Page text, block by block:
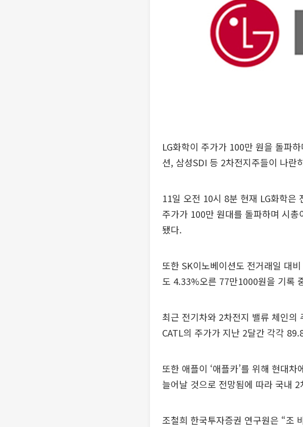
LG화학이 주가가 100만 원을 돌파
션, 삼성SDI 등 2차전지주들이 나란
11일 오전 10시 8분 현재 LG화학
주가가 100만 원대를 돌파하며 시
됐다.
또한 SK이노베이션도 전거래일 대
도 4.33%오른 77만1000원을 기록
최근 전기차와 2차전지 밸류 체인의
CATL의 주가가 지난 2달간 각각
또한 애플이 ‘애플카’를 위해 현대
늘어날 것으로 전망됨에 따라 국내
조철희 한국투자증권 연구원은 “조